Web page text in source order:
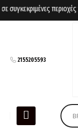
περιοχές
2155205593